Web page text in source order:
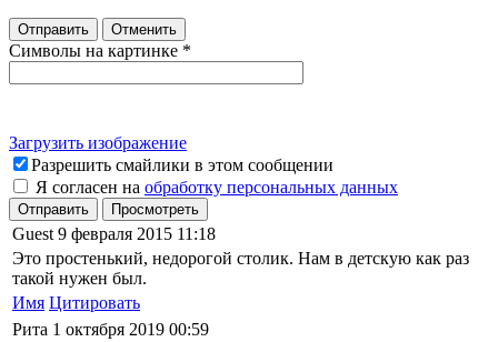
Отправить Отменить
Символы на картинке *
Загрузить изображение
Разрешить смайлики в этом сообщении
Я согласен на обработку персональных данных
Отправить Просмотреть
Guest 9 февраля 2015 11:18
Это простенький, недорогой столик. Нам в детскую как раз
такой нужен был.
Имя Цитировать
Рита 1 октября 2019 00:59